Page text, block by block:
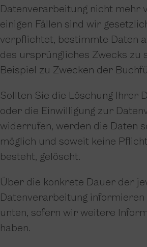
Datenverarbeitung nicht mehr
einigen Fällen sind wir
verpflichtet, bestimmte Daten
des ursprüngliches Zwecks zu
Beispiel zu Zwecken der
Sollten Sie die Löschung Ihrer
oder die Einwilligung zur
widerrufen, werden die Daten
möglich und soweit keine
besteht, gelöscht.
Über die konkrete Dauer der
Datenverarbeitung
unten, sofern wir weitere
haben.